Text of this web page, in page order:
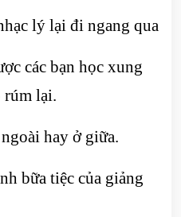
lý lại đi ngang qua
các bạn học xung
rúm lại.
hay ở giữa.
bữa tiệc của giảng